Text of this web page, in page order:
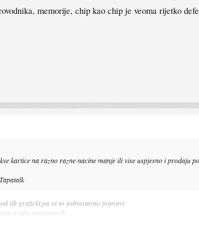
memorije, chip kao chip je veoma rijetko
kartice na razno razne nacine manje ili vise uspjesno i prodaju
tih graficki,pa se to jednostavno popravi
nvidia neispravnih